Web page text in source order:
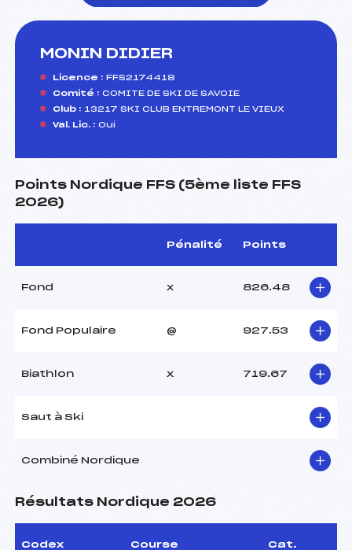
MONIN DIDIER
Licence : FFS2174418
Comité : COMITE DE SKI DE SAVOIE
Club : 13217 SKI CLUB ENTREMONT LE VIEUX
Val. Lic. : Oui
Points Nordique FFS (5ème liste FFS
2026)
Pénalité Points
Fond x 826.48
Fond Populaire @ 927.53
Biathlon x 719.67
Saut à Ski
Combiné Nordique
Résultats Nordique 2026
Codex Course Cat.